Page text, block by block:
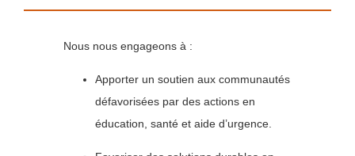
Nous nous engageons à :
Apporter un soutien aux communautés
défavorisées par des actions en
éducation, santé et aide d’urgence.